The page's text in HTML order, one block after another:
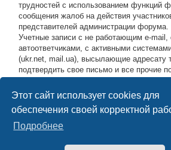
Этот сайт использует cookies для
обеспечения своей корректной
Подробнее
трудностей с использованием функций
сообщения жалоб на действия
представителей администрации форума.
Учетные записи с не работающим e-
автоответчиками, с активными
(ukr.net, mail.ua), высылающие адресату
подтвердить свое письмо и все прочие
высылающие мусор на адрес
блокироваться по усмотрению